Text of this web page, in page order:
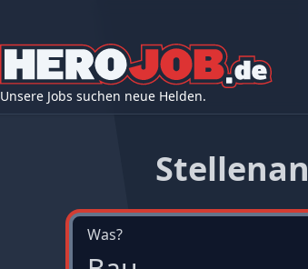
Unsere Jobs suchen neue Helden.
Was?